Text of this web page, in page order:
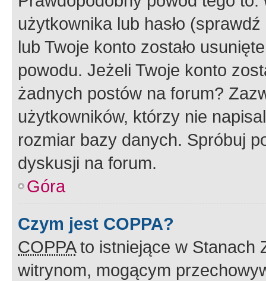
użytkownika lub hasło
lub Twoje konto zostało
powodu. Jeżeli Twoje konto
żadnych postów na forum?
użytkowników, którzy nie
rozmiar bazy danych. Spróbuj
dyskusji na forum.
Góra
Czym jest COPPA?
COPPAto istniejące w Stanach
witrynom, mogącym